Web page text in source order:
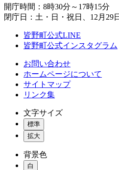
開庁時間：8時30分～17時15分
閉庁日：土・日・祝日、12月29
皆野町公式LINE
皆野町公式インスタグラム
お問い合わせ
ホームページについて
サイトマップ
リンク集
文字サイズ
標準
拡大
背景色
白